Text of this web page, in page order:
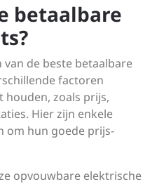
betaalbare
de beste betaalbare
factoren
houden, zoals prijs,
Hier zijn enkele
om hun goede prijs-
opvouwbare elektrische